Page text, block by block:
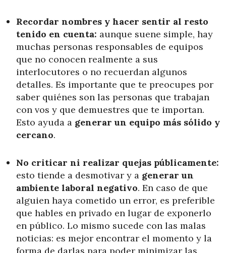
Recordar nombres y hacer sentir al resto
tenido en cuenta: aunque suene simple, hay
muchas personas responsables de equipos
que no conocen realmente a sus
interlocutores o no recuerdan algunos
detalles. Es importante que te preocupes por
saber quiénes son las personas que trabajan
con vos y que demuestres que te importan.
Esto ayuda a generar un equipo más sólido y
cercano.
No criticar ni realizar quejas públicamente:
esto tiende a desmotivar y a generar un
ambiente laboral negativo. En caso de que
alguien haya cometido un error, es preferible
que hables en privado en lugar de exponerlo
en público. Lo mismo sucede con las malas
noticias: es mejor encontrar el momento y la
forma de darlas para poder minimizar las